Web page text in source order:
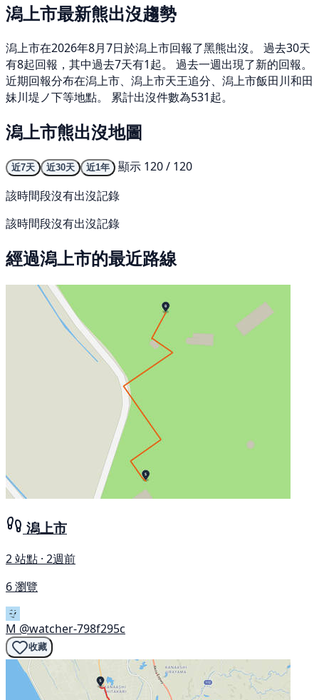
潟上市最新熊出沒趨勢
潟上市在2026年8月7日於潟上市回報了黑熊出沒。 過去30天
有8起回報，其中過去7天有1起。 過去一週出現了新的回報。
近期回報分布在潟上市、潟上市天王追分、潟上市飯田川和田
妹川堤ノ下等地點。 累計出沒件數為531起。
潟上市熊出沒地圖
近7天 近30天 近1年
顯示 120 / 120
該時間段沒有出沒記錄
該時間段沒有出沒記錄
經過潟上市的最近路線
潟上市
2 站點 · 2週前
6 瀏覽
M @watcher-798f295c
收藏